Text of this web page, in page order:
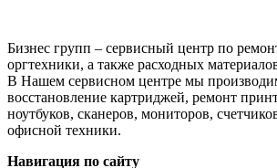
Бизнес групп – сервисный центр по
оргтехники, а также расходных
В Нашем сервисном центре мы
восстановление картриджей, ремонт
ноутбуков, сканеров, мониторов,
офисной техники.
Навигация по сайту